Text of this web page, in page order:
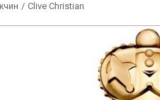
/ Clive Christian